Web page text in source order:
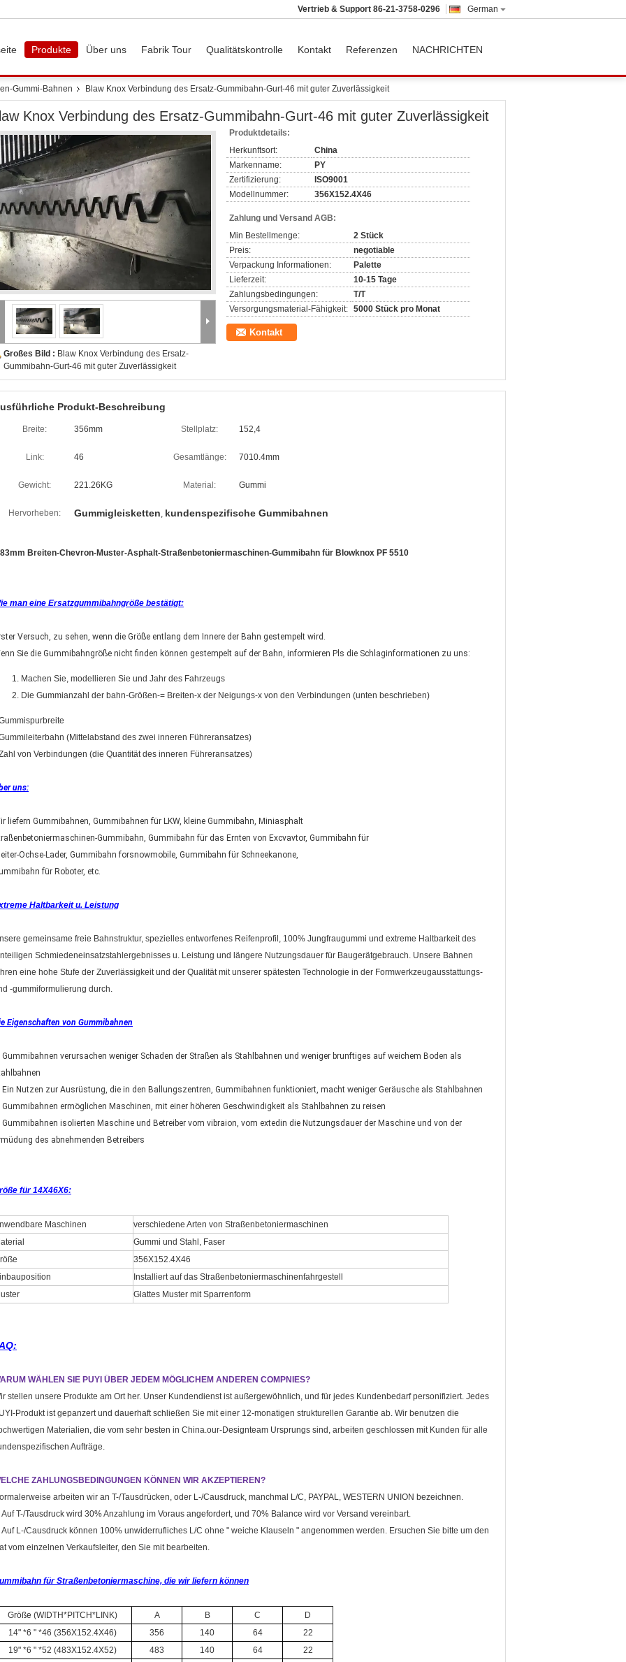
German
Vertrieb & Support 86-21-3758-0296
Produkte Über uns Fabrik Tour Qualitätskontrolle Kontakt Referenzen NACHRICHTEN
Gummi-Bahnen Blaw Knox Verbindung des Ersatz-Gummibahn-Gurt-46 mit guter Zuverlässigkeit
Knox Verbindung des Ersatz-Gummibahn-Gurt-46 mit guter Zuverlässigkeit
Großes Bild : Blaw Knox Verbindung des Ersatz-
Gummibahn-Gurt-46 mit guter Zuverlässigkeit
Produktdetails:
Herkunftsort:
China
Markenname:
PY
Zertifizierung:
ISO9001
Modellnummer:
356X152.4X46
Zahlung und Versand AGB:
Min Bestellmenge:
2 Stück
Preis:
negotiable
Verpackung Informationen:
Palette
Lieferzeit:
10-15 Tage
Zahlungsbedingungen:
T/T
Versorgungsmaterial-Fähigkeit: 5000 Stück pro Monat
Kontakt
Produkt-Beschreibung
Breite: 356mm Stellplatz: 152,4
Link: 46 Gesamtlänge: 7010.4mm
Gewicht: 221.26KG Material: Gummi
Hervorheben: Gummigleisketten, kundenspezifische Gummibahnen
Breiten-Chevron-Muster-Asphalt-Straßenbetoniermaschinen-Gummibahn für Blowknox PF 5510
man eine Ersatzgummibahngröße bestätigt:
Versuch, zu sehen, wenn die Größe entlang dem Innere der Bahn gestempelt wird.
Sie die Gummibahngröße nicht finden können gestempelt auf der Bahn, informieren Pls die Schlaginformationen zu uns:
Machen Sie, modellieren Sie und Jahr des Fahrzeugs
Die Gummianzahl der bahn-Größen-= Breiten-x der Neigungs-x von den Verbindungen (unten beschrieben)
(Mittelabstand des zwei inneren Führeransatzes)
von Verbindungen (die Quantität des inneren Führeransatzes)
uns:
liefern Gummibahnen, Gummibahnen für LKW, kleine Gummibahn, Miniasphalt
Gummibahn, Gummibahn für das Ernten von Excvavtor, Gummibahn für
Ochse-Lader, Gummibahn forsnowmobile, Gummibahn für Schneekanone,
für Roboter, etc.
Haltbarkeit u. Leistung
gemeinsame freie Bahnstruktur, spezielles entworfenes Reifenprofil, 100% Jungfraugummi und extreme Haltbarkeit des
Schmiedeneinsatzstahlergebnisses u. Leistung und längere Nutzungsdauer für Baugerätgebrauch. Unsere Bahnen
eine hohe Stufe der Zuverlässigkeit und der Qualität mit unserer spätesten Technologie in der Formwerkzeugausstattungs-
-gummiformulierung durch.
Eigenschaften von Gummibahnen
Gummibahnen verursachen weniger Schaden der Straßen als Stahlbahnen und weniger brunftiges auf weichem Boden als
Ein Nutzen zur Ausrüstung, die in den Ballungszentren, Gummibahnen funktioniert, macht weniger Geräusche als Stahlbahnen
Gummibahnen ermöglichen Maschinen, mit einer höheren Geschwindigkeit als Stahlbahnen zu reisen
Gummibahnen isolierten Maschine und Betreiber vom vibraion, vom extedin die Nutzungsdauer der Maschine und von der
des abnehmenden Betreibers
für 14X46X6:
Maschinen
verschiedene Arten von Straßenbetoniermaschinen
Gummi und Stahl, Faser
356X152.4X46
Installiert auf das Straßenbetoniermaschinenfahrgestell
Glattes Muster mit Sparrenform
WÄHLEN SIE PUYI ÜBER JEDEM MÖGLICHEM ANDEREN COMPNIES?
stellen unsere Produkte am Ort her. Unser Kundendienst ist außergewöhnlich, und für jedes Kundenbedarf personifiziert. Jedes
Produkt ist gepanzert und dauerhaft schließen Sie mit einer 12-monatigen strukturellen Garantie ab. Wir benutzen die
Materialien, die vom sehr besten in China.our-Designteam Ursprungs sind, arbeiten geschlossen mit Kunden für alle
Aufträge.
ZAHLUNGSBEDINGUNGEN KÖNNEN WIR AKZEPTIEREN?
arbeiten wir an T-/Tausdrücken, oder L-/Causdruck, manchmal L/C, PAYPAL, WESTERN UNION bezeichnen.
Auf T-/Tausdruck wird 30% Anzahlung im Voraus angefordert, und 70% Balance wird vor Versand vereinbart.
Auf L-/Causdruck können 100% unwiderrufliches L/C ohne " weiche Klauseln " angenommen werden. Ersuchen Sie bitte um den
vom einzelnen Verkaufsleiter, den Sie mit bearbeiten.
für Straßenbetoniermaschine, die wir liefern können
Größe (WIDTH*PITCH*LINK) A B C
D
14" *6 " *46 (356X152.4X46)
356 140 64
22
19" *6 " *52 (483X152.4X52)
483 140 64
22